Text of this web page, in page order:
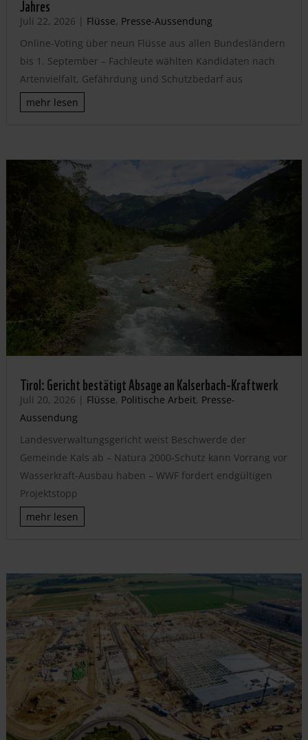
Jahres
Juli 22, 2026 | Flüsse, Presse-Aussendung
Online-Voting über neun Flüsse aus allen Bundesländern
bis 1. September – Fachleute wählten Kandidaten nach
Artenvielfalt, Gefährdung und Schutzbedarf aus
mehr lesen
Tirol: Gericht bestätigt Absage an Kalserbach-Kraftwerk
Juli 20, 2026 | Flüsse, Politische Arbeit, Presse-
Aussendung
Landesverwaltungsgericht weist Beschwerde der
Gemeinde Kals ab – Natura 2000-Schutz kann Vorrang vor
Wasserkraft-Ausbau haben – WWF fordert endgültigen
Projektstopp
mehr lesen